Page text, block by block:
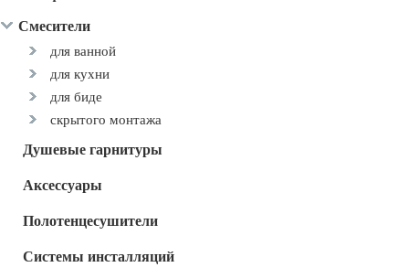
Смесители
для ванной
для кухни
для биде
скрытого монтажа
Душевые гарнитуры
Аксессуары
Полотенцесушители
Системы инсталляций